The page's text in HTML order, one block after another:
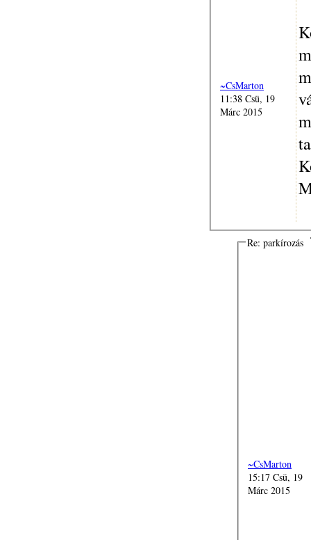
~CsMarton
11:38 Csü, 19
Márc 2015
Re: parkírozás
~CsMarton
15:17 Csü, 19
Márc 2015